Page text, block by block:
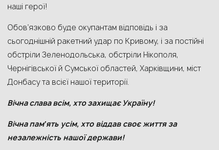
наші герої!
Обов’язково буде окупантам відповідь і за
сьогоднішній ракетний удар по Кривому, і за постійні
обстріли Зеленодольська, обстріли Нікополя,
Чернігівської й Сумської областей, Харківщини, міст
Донбасу та всієї нашої території.
Вічна слава всім, хто захищає Україну!
Вічна памʼять усім,хто віддав своєжиття за
незалежність нашоїдержави!